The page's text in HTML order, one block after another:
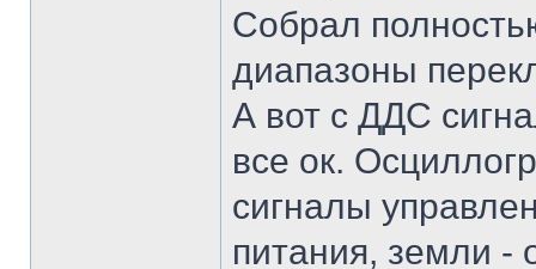
Собрал
диапазоны
А вот с ДДС
все ок.
сигналы
питания, земли -